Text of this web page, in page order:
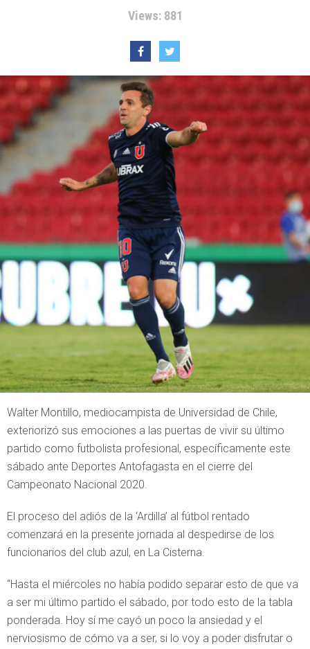
Views: 881
Walter Montillo, mediocampista de Universidad de Chile,
exteriorizó sus emociones a las puertas de vivir su último
partido como futbolista profesional, específicamente este
sábado ante Deportes Antofagasta en el cierre del
Campeonato Nacional 2020.
El proceso del adiós de la ‘Ardilla’ al fútbol rentado
comenzará en la presente jornada al despedirse de los
funcionarios del club azul, en La Cisterna.
“Hasta el miércoles no había podido separar esto de que va
a ser mi último partido el sábado, por todo esto de la tabla
ponderada. Hoy sí me cayó un poco la ansiedad y el
nerviosismo de cómo va a ser, si lo voy a poder disfrutar o